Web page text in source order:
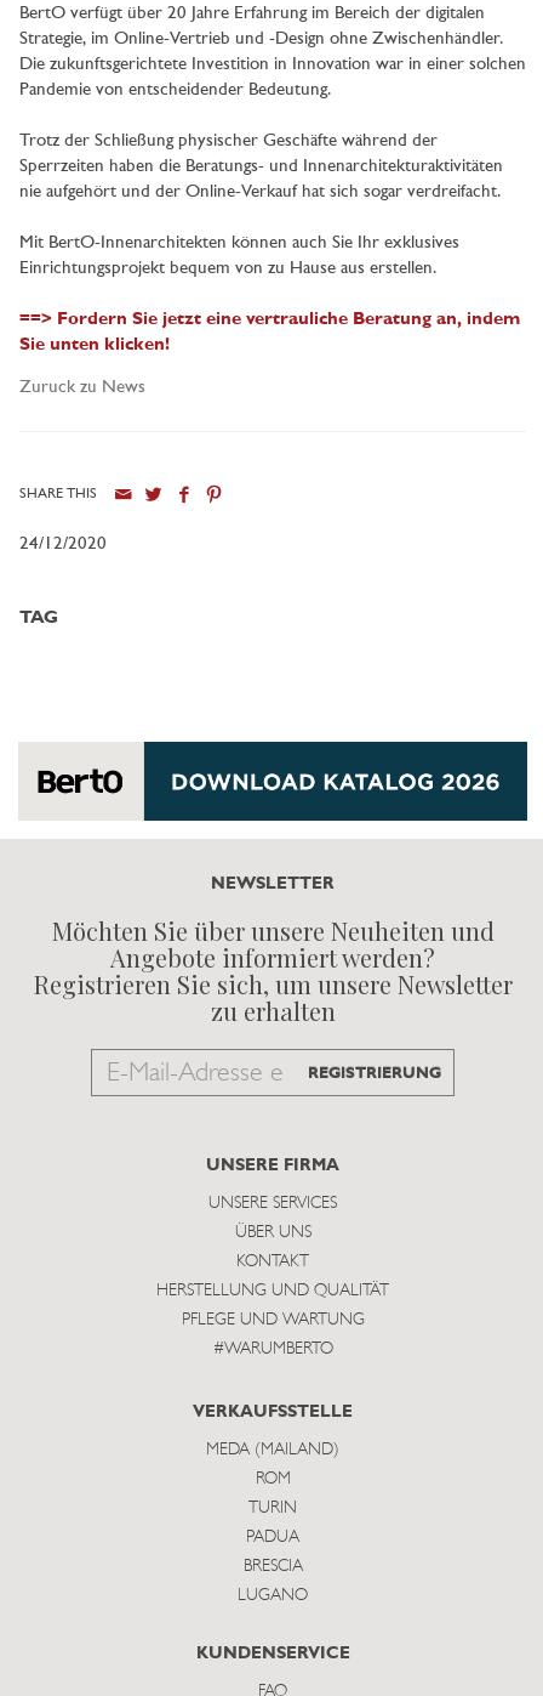
BertO verfügt über 20 Jahre Erfahrung im Bereich der digitalen
Strategie, im Online-Vertrieb und -Design ohne Zwischenhändler.
Die zukunftsgerichtete Investition in Innovation war in einer solchen
Pandemie von entscheidender Bedeutung.
Trotz der Schließung physischer Geschäfte während der
Sperrzeiten haben die Beratungs- und Innenarchitekturaktivitäten
nie aufgehört und der Online-Verkauf hat sich sogar verdreifacht.
Mit BertO-Innenarchitekten können auch Sie Ihr exklusives
Einrichtungsprojekt bequem von zu Hause aus erstellen.
==> Fordern Sie jetzt eine vertrauliche Beratung an, indem
Sie unten klicken!
Zuruck zu News
SHARE THIS
24/12/2020
TAG
NEWSLETTER
Möchten Sie über unsere Neuheiten und
Angebote informiert werden?
Registrieren Sie sich, um unsere Newsletter
zu erhalten
Email
subscribe
REGISTRIERUNG
UNSERE FIRMA
UNSERE SERVICES
ÜBER UNS
KONTAKT
HERSTELLUNG UND QUALITÄT
PFLEGE UND WARTUNG
#WARUMBERTO
VERKAUFSSTELLE
MEDA (MAILAND)
ROM
TURIN
PADUA
BRESCIA
LUGANO
KUNDENSERVICE
FAQ